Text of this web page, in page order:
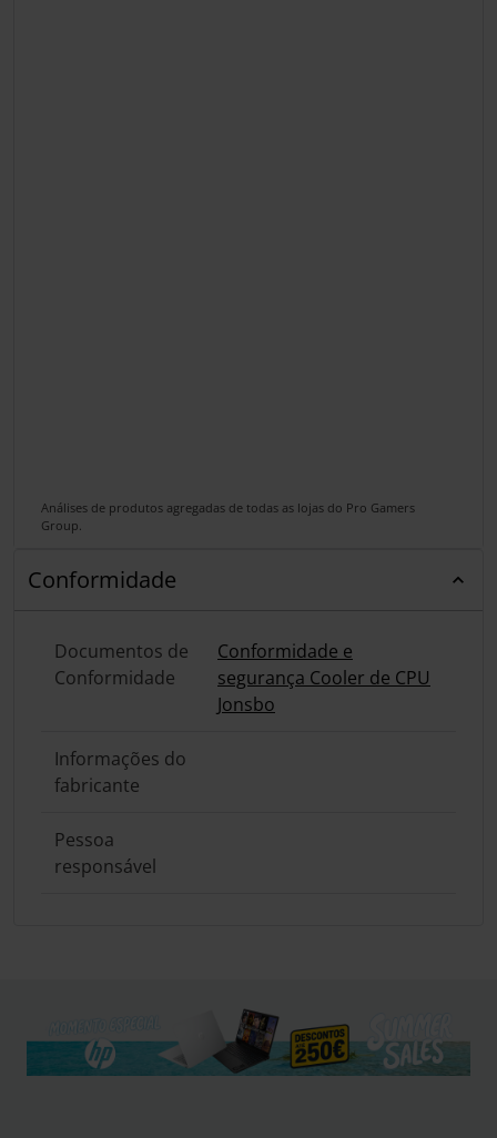
Análises de produtos agregadas de todas as lojas do Pro Gamers
Group.
Conformidade
Documentos de
Conformidade
Conformidade e
segurança Cooler de CPU
Jonsbo
Informações do
fabricante
Pessoa
responsável